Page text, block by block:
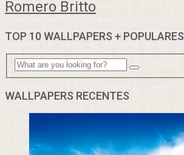
Romero Britto
TOP 10 WALLPAPERS + POPULARES
WALLPAPERS RECENTES